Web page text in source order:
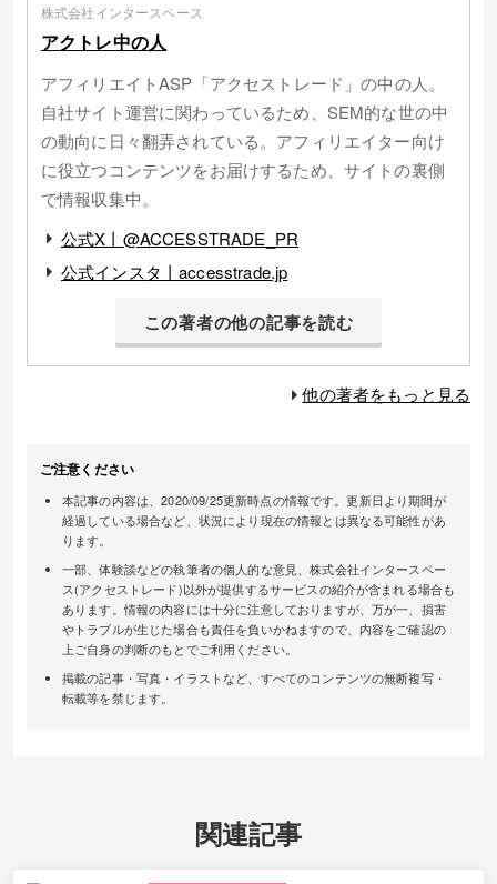
株式会社インタースペース
アクトレ中の人
アフィリエイトASP「アクセストレード」の中の人。
自社サイト運営に関わっているため、SEM的な世の中
の動向に日々翻弄されている。アフィリエイター向け
に役立つコンテンツをお届けするため、サイトの裏側
で情報収集中。
公式X丨@ACCESSTRADE_PR
公式インスタ丨accesstrade.jp
この著者の他の記事を読む
他の著者をもっと見る
ご注意ください
本記事の内容は、2020/09/25更新時点の情報です。更新日より期間が
経過している場合など、状況により現在の情報とは異なる可能性があ
ります。
一部、体験談などの執筆者の個人的な意見、株式会社インタースペー
ス(アクセストレード)以外が提供するサービスの紹介が含まれる場合も
あります。情報の内容には十分に注意しておりますが、万が一、損害
やトラブルが生じた場合も責任を負いかねますので、内容をご確認の
上ご自身の判断のもとでご利用ください。
掲載の記事・写真・イラストなど、すべてのコンテンツの無断複写・
転載等を禁じます。
関連記事